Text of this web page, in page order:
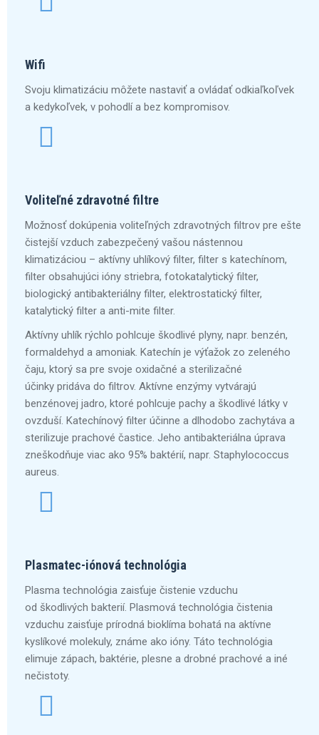
Wifi
Svoju klimatizáciu môžete nastaviť a ovládať odkiaľkoľvek
a kedykoľvek, v pohodlí a bez kompromisov.
Voliteľné zdravotné filtre
Možnosť dokúpenia voliteľných zdravotných filtrov pre ešte
čistejší vzduch zabezpečený vašou nástennou
klimatizáciou – aktívny uhlíkový filter, filter s katechínom,
filter obsahujúci ióny striebra, fotokatalytický filter,
biologický antibakteriálny filter, elektrostatický filter,
katalytický filter a anti-mite filter.
Aktívny uhlík rýchlo pohlcuje škodlivé plyny, napr. benzén,
formaldehyd a amoniak. Katechín je výťažok zo zeleného
čaju, ktorý sa pre svoje oxidačné a sterilizačné
účinky pridáva do filtrov. Aktívne enzýmy vytvárajú
benzénovej jadro, ktoré pohlcuje pachy a škodlivé látky v
ovzduší. Katechínový filter účinne a dlhodobo zachytáva a
sterilizuje prachové častice. Jeho antibakteriálna úprava
zneškodňuje viac ako 95% baktérií, napr. Staphylococcus
aureus.
Plasmatec-iónová technológia
Plasma technológia zaisťuje čistenie vzduchu
od škodlivých bakterií. Plasmová technológia čistenia
vzduchu zaisťuje prírodná bioklíma bohatá na aktívne
kyslíkové molekuly, známe ako ióny. Táto technológia
elimuje zápach, baktérie, plesne a drobné prachové a iné
nečistoty.